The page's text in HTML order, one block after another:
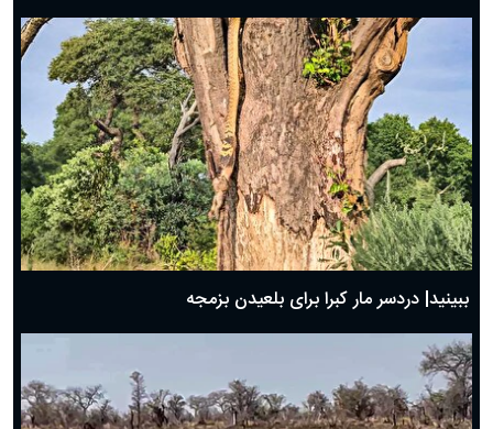
ببینید| دردسر مار کبرا برای بلعیدن بزمجه